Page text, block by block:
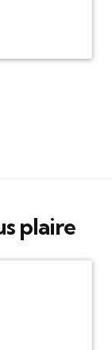
plaire